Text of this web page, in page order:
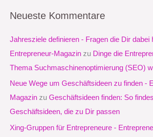
h
e
n
n
Neueste Kommentare
Jahresziele definieren - Fragen die Dir dabei
Entrepreneur-Magazin zu Dinge die
Thema Suchmaschinenoptimierung (SEO)
Neue Wege um Geschäftsideen zu finden -
Magazin zu Geschäftsideen finden: So
Geschäftsideen, die zu Dir passen
Xing-Gruppen für Entrepreneure -